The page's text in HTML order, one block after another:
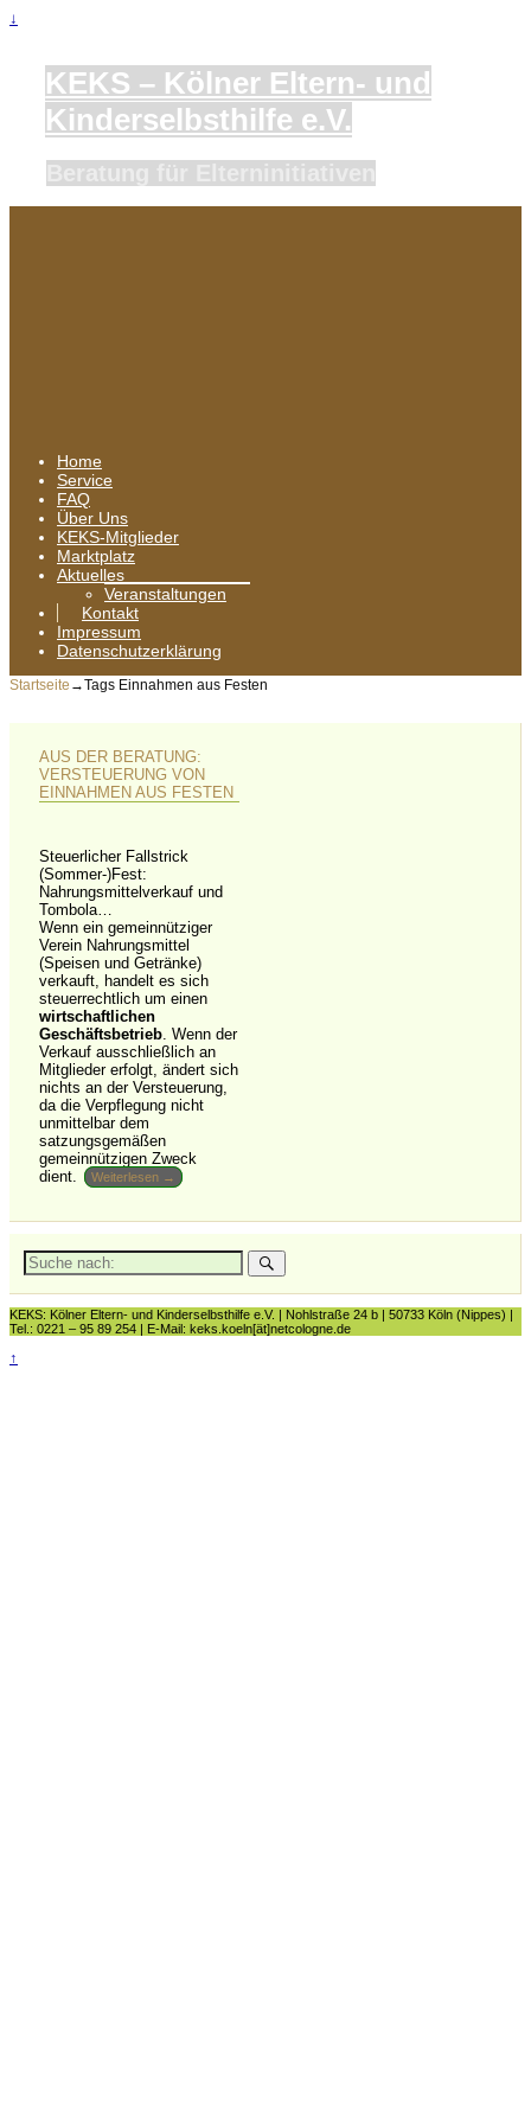
↓
KEKS – Kölner Eltern- und
Kinderselbsthilfe e.V.
Home
Service
FAQ
Über Uns
KEKS-Mitglieder
Marktplatz
Aktuelles
Veranstaltungen
Kontakt
Impressum
Datenschutzerklärung
Startseite →Tags Einnahmen aus Festen
AUS DER BERATUNG:
VERSTEUERUNG VON
EINNAHMEN AUS FESTEN
Steuerlicher Fallstrick
(Sommer-)Fest:
Nahrungsmittelverkauf und
Tombola…
Wenn ein gemeinnütziger
Verein Nahrungsmittel
(Speisen und Getränke)
verkauft, handelt es sich
steuerrechtlich um einen
wirtschaftlichen
Geschäftsbetrieb . Wenn der
Verkauf ausschließlich an
Mitglieder erfolgt, ändert sich
nichts an der Versteuerung,
da die Verpflegung nicht
unmittelbar dem
satzungsgemäßen
gemeinnützigen Zweck
dient.
Weiterlesen →
Suche
nach:
KEKS: Kölner Eltern- und Kinderselbsthilfe e.V. | Nohlstraße 24 b | 50733 Köln (Nippes) |
Tel.: 0221 – 95 89 254 | E-Mail: keks.koeln[ät]netcologne.de
↑